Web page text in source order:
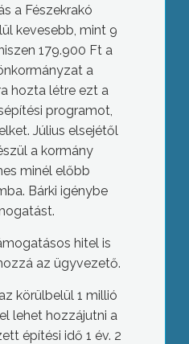
a Fészekrakó
kevesebb, mint 9
179.900 Ft a
a
hozta létre ezt a
programot,
Július elsejétől
a kormány
minél előbb
Bárki igénybe
hitel is
az ügyvezető.
körülbelül 1 millió
lehet hozzájutni a
építési idő 1 év. 2